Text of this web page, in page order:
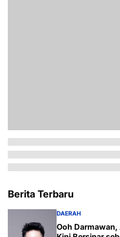
Berita Terbaru
DAERAH
Ooh